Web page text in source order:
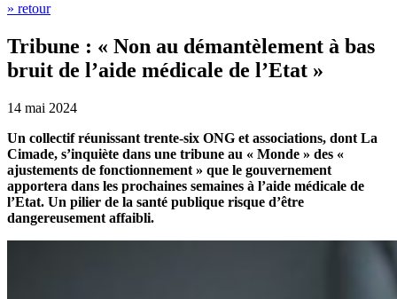
» retour
Tribune : « Non au démantèlement à bas
bruit de l’aide médicale de l’Etat »
14 mai 2024
Un collectif réunissant trente-six ONG et associations, dont La
Cimade, s’inquiète dans une tribune au « Monde » des «
ajustements de fonctionnement » que le gouvernement
apportera dans les prochaines semaines à l’aide médicale de
l’Etat. Un pilier de la santé publique risque d’être
dangereusement affaibli.